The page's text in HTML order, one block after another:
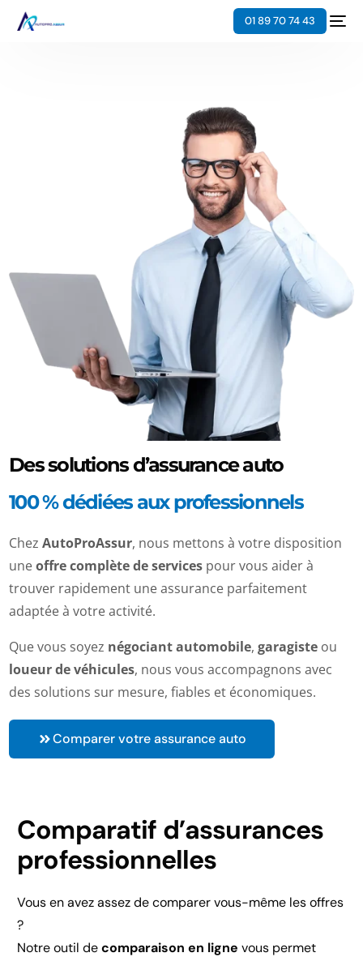
01 89 70 74 43
Des solutions d’assurance auto
100 % dédiées aux professionnels
ChezAutoProAssur, nous mettons à votre disposition
uneoffre complète de services pour vous aider à
trouver rapidement une assurance parfaitement
adaptée à votre activité.
Que vous soyez négociant automobile,garagiste ou
loueur de véhicules, nous vous accompagnons avec
des solutions sur mesure, fiables et économiques.
Comparer votre assurance auto
Comparatif d’assurances
professionnelles
Vous en avez assez de comparer vous-même les offres
?
Notre outil decomparaison en ligne vous permet